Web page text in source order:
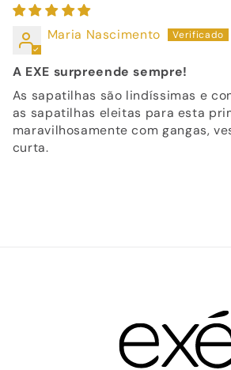
Maria Nascimento
A EXE surpreende sempre!
As sapatilhas são lindíssimas e
as sapatilhas eleitas para esta
maravilhosamente com gangas,
curta.